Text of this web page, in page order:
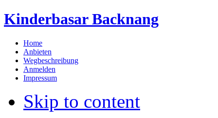
Kinderbasar Backnang
Home
Anbieten
Wegbeschreibung
Anmelden
Impressum
Skip to content